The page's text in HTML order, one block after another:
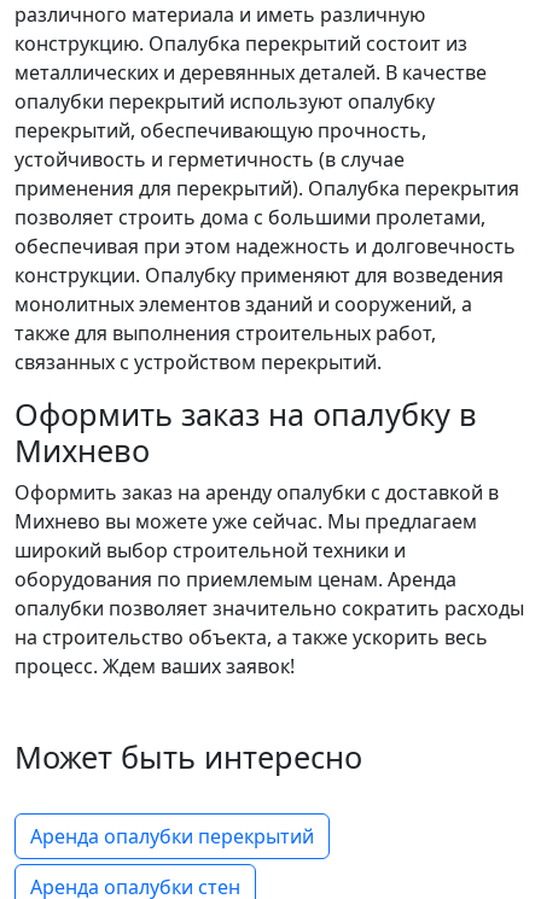
различного материала и иметь различную
конструкцию. Опалубка перекрытий состоит из
металлических и деревянных деталей. В качестве
опалубки перекрытий используют опалубку
перекрытий, обеспечивающую прочность,
устойчивость и герметичность (в случае
применения для перекрытий). Опалубка перекрытия
позволяет строить дома с большими пролетами,
обеспечивая при этом надежность и долговечность
конструкции. Опалубку применяют для возведения
монолитных элементов зданий и сооружений, а
также для выполнения строительных работ,
связанных с устройством перекрытий.
Оформить заказ на опалубку в
Михнево
Оформить заказ на аренду опалубки с доставкой в
Михнево вы можете уже сейчас. Мы предлагаем
широкий выбор строительной техники и
оборудования по приемлемым ценам. Аренда
опалубки позволяет значительно сократить расходы
на строительство объекта, а также ускорить весь
процесс. Ждем ваших заявок!
Может быть интересно
Аренда опалубки перекрытий
Аренда опалубки стен